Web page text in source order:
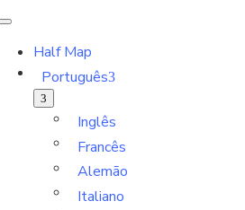
Half Map
Português
Inglês
Francês
Alemão
Italiano